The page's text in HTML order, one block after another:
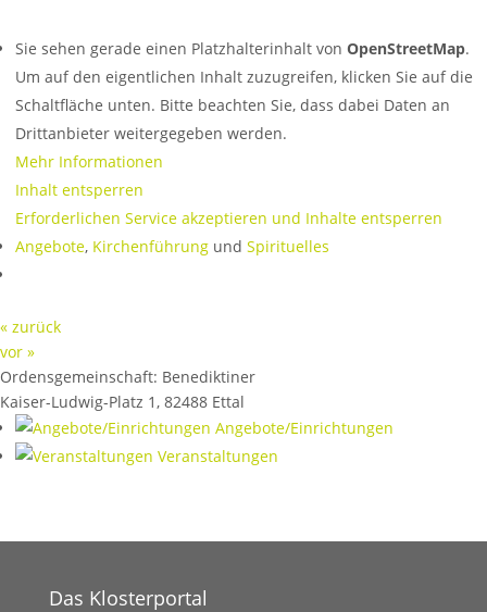
Sie sehen gerade einen Platzhalterinhalt von OpenStreetMap.
Um auf den eigentlichen Inhalt zuzugreifen, klicken Sie auf die
Schaltfläche unten. Bitte beachten Sie, dass dabei Daten an
Drittanbieter weitergegeben werden.
Mehr Informationen
Inhalt entsperren
Erforderlichen Service akzeptieren und Inhalte entsperren
Angebote, Kirchenführung und Spirituelles
« zurück
vor »
Ordensgemeinschaft: Benediktiner
Kaiser-Ludwig-Platz 1, 82488 Ettal
Angebote/Einrichtungen
Veranstaltungen
Das Klosterportal